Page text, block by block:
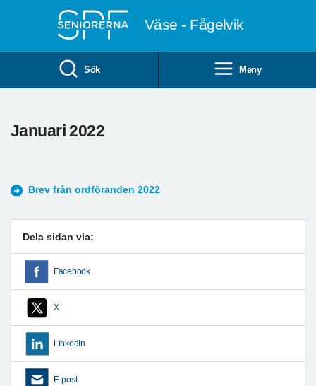
Väse - Fågelvik
Sök Meny
Januari 2022
Brev från ordföranden 2022
Dela sidan via:
Facebook
X
LinkedIn
E-post